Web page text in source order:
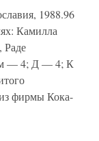
1988.96
Камилла
— 4; Д — 4; К
фирмы Кока-